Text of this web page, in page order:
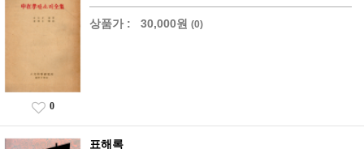
상품가 : 30,000원 (0)
0
표해록